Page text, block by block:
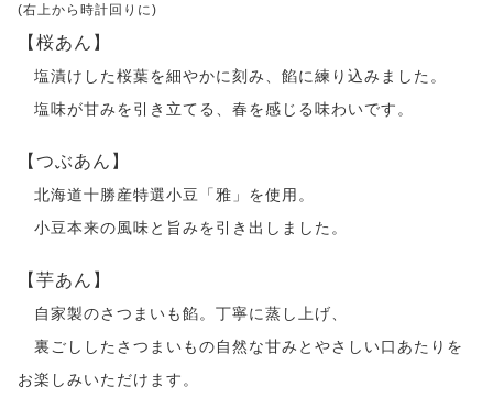
(右上から時計回りに)
【桜あん】
塩漬けした桜葉を細やかに刻み、餡に練り込みました。
塩味が甘みを引き立てる、春を感じる味わいです。
【つぶあん】
北海道十勝産特選小豆「雅」を使用。
小豆本来の風味と旨みを引き出しました。
【芋あん】
自家製のさつまいも餡。丁寧に蒸し上げ、
裏ごししたさつまいもの自然な甘みとやさしい口あたりを
お楽しみいただけます。